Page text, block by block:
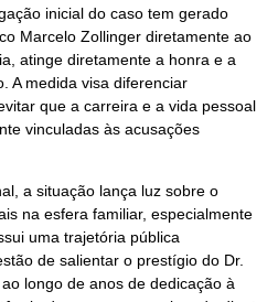
inicial do caso tem gerado
Marcelo Zollinger diretamente ao
atinge diretamente a honra e a
A medida visa diferenciar
que a carreira e a vida pessoal
vinculadas às acusações
a situação lança luz sobre o
na esfera familiar, especialmente
uma trajetória pública
de salientar o prestígio do Dr.
longo de anos de dedicação à